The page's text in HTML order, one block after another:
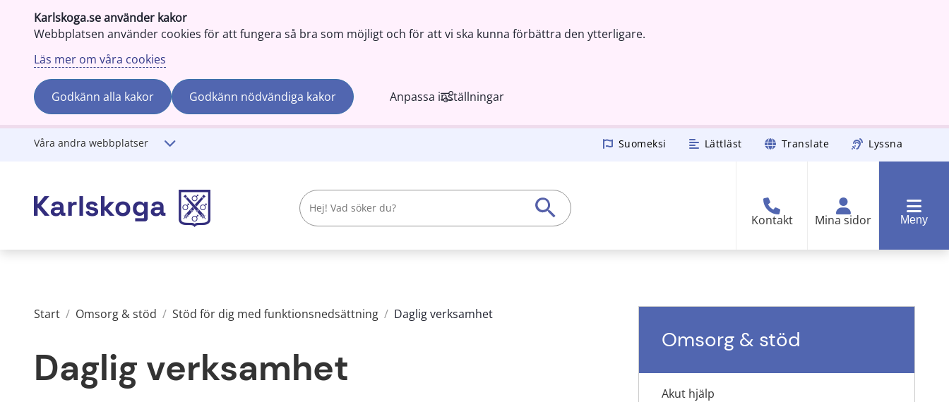
Karlskoga.se använder kakor
Webbplatsen använder cookies för att fungera så bra som möjligt och för att vi ska kunna förbättra den ytterligare.
Läs mer om våra cookies
Godkänn alla kakor Godkänn nödvändiga kakor Anpassa inställningar
Gå till innehåll
Våra andra webbplatser Suomeksi Lättläst Translate Lyssna
Kontakt Mina sidor Meny
Start / Omsorg & stöd / Stöd för dig med funktionsnedsättning / Daglig verksamhet
Daglig verksamhet
Omsorg & stöd
Akut hjälp